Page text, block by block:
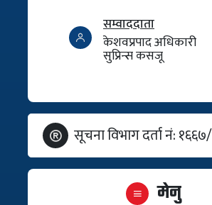
सम्वाददाता
केशवप्रपाद अधिकारी
सुप्रिन्स कसजू
सूचना विभाग दर्ता नं:
मेनु